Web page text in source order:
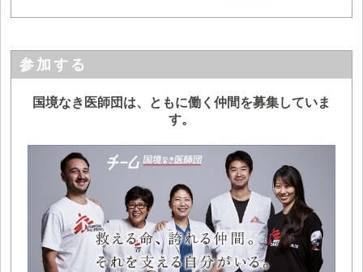
参加する
国境なき医師団は、ともに働く仲間を募集していま
す。